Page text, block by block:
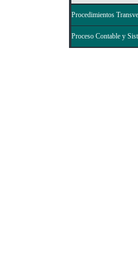
Procedimientos
Proceso Contable y